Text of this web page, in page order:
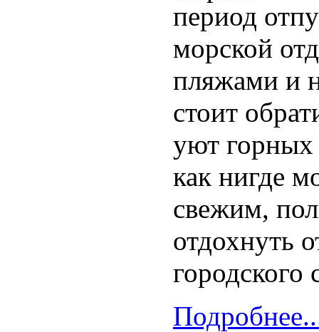
период
морской
пляжами и
стоит
уют горных
как нигде
свежим,
отдохнуть
городского